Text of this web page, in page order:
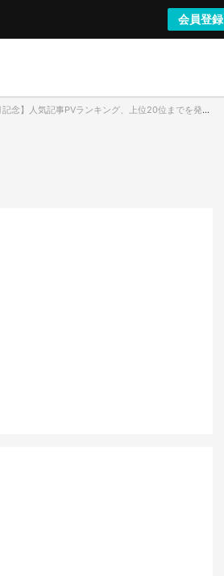
会員登録
念】人気記事PVランキング、上位20位までを発表！